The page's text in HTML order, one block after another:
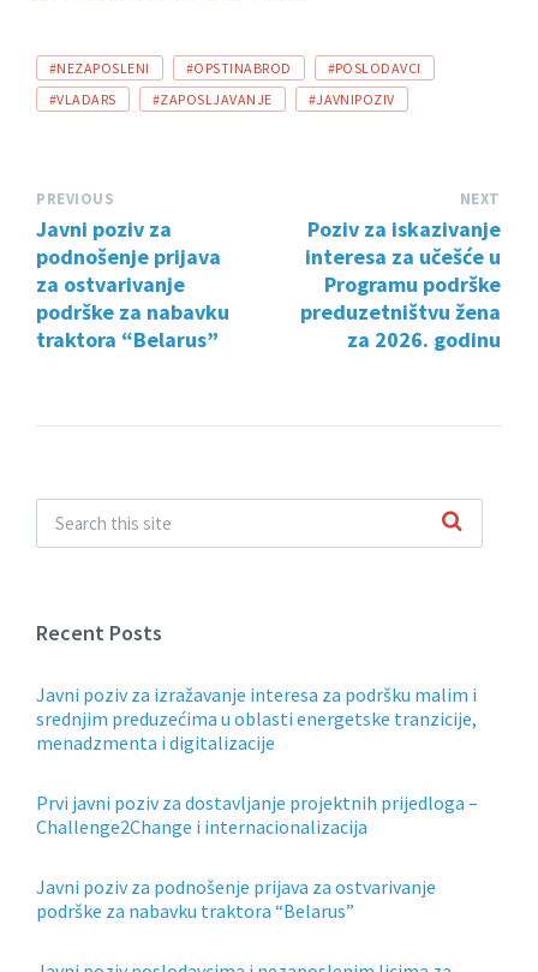
TAGS:
#NEZAPOSLENI #OPSTINABROD
#POSLODAVCI
#VLADARS
#ZAPOSLJAVANJE #ЈAVNIPOZIV
PREVIOUS
Javni poziv za
podnošenje prijava
za ostvarivanje
podrške za nabavku
traktora “Belarus”
NEXT
Poziv za iskazivanje
interesa za učešće u
Programu podrške
preduzetništvu žena
za 2026. godinu
Recent Posts
Javni poziv za izražavanje interesa za podršku malim i
srednjim preduzećima u oblasti energetske tranzicije,
menadzmenta i digitalizacije
Prvi javni poziv za dostavljanje projektnih prijedloga –
Challenge2Change i internacionalizacija
Javni poziv za podnošenje prijava za ostvarivanje
podrške za nabavku traktora “Belarus”